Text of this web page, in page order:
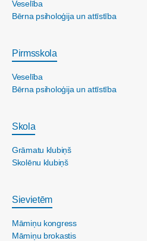
Veselība
Bērna psiholoģija un attīstība
Pirmsskola
Veselība
Bērna psiholoģija un attīstība
Skola
Grāmatu klubiņš
Skolēnu klubiņš
Sievietēm
Māmiņu kongress
Māmiņu brokastis